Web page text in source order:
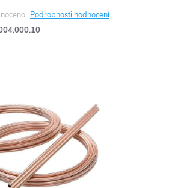
Podrobnosti hodnocení